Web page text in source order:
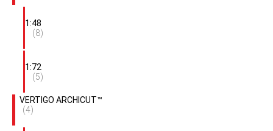
1:48
(8)
1:72
(5)
VERTIGO ARCHICUT™
(4)